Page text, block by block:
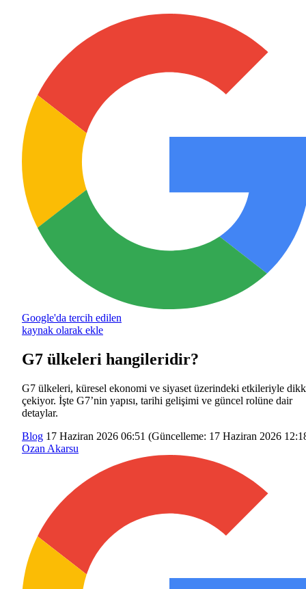
Google'da tercih edilen
kaynak olarak ekle
G7 ülkeleri hangileridir?
G7 ülkeleri, küresel ekonomi ve siyaset üzerindeki etkileriyle
çekiyor. İşte G7’nin yapısı, tarihi gelişimi ve güncel rolüne dair
detaylar.
Blog 17 Haziran 2026 06:51 (Güncelleme: 17 Haziran 2026
Ozan Akarsu